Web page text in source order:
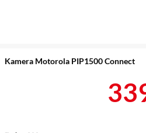
Kamera Motorola PIP1500 Connect